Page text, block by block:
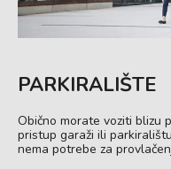
PARKIRALIŠTE
Obično morate voziti blizu
pristup garaži ili
nema potrebe za